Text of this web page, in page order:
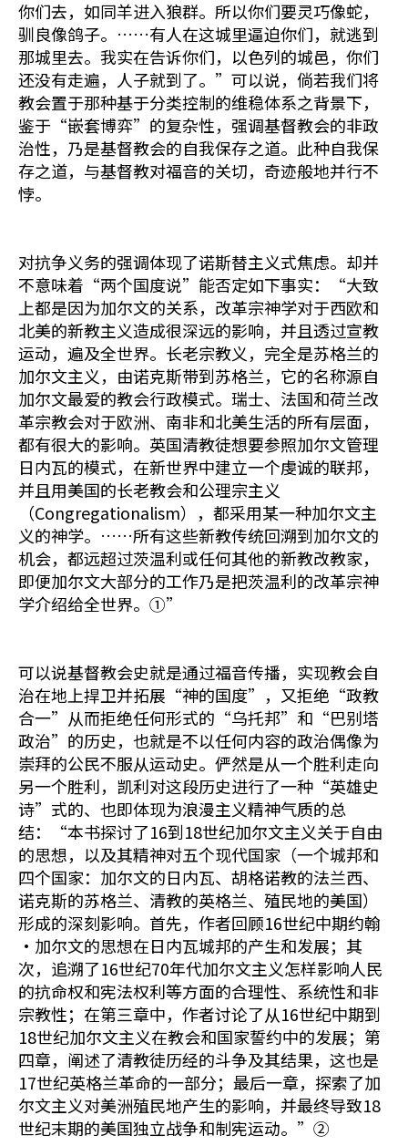
你们去，如同羊进入狼群。所以你们要灵巧像蛇，
驯良像鸽子。……有人在这城里逼迫你们，就逃到
那城里去。我实在告诉你们，以色列的城邑，你们
还没有走遍，人子就到了。”可以说，倘若我们将
教会置于那种基于分类控制的维稳体系之背景下，
鉴于“嵌套博弈”的复杂性，强调基督教会的非政
治性，乃是基督教会的自我保存之道。此种自我保
存之道，与基督教对福音的关切，奇迹般地并行不
悖。
对抗争义务的强调体现了诺斯替主义式焦虑。却并
不意味着“两个国度说”能否定如下事实：“大致
上都是因为加尔文的关系，改革宗神学对于西欧和
北美的新教主义造成很深远的影响，并且透过宣教
运动，遍及全世界。长老宗教义，完全是苏格兰的
加尔文主义，由诺克斯带到苏格兰，它的名称源自
加尔文最爱的教会行政模式。瑞士、法国和荷兰改
革宗教会对于欧洲、南非和北美生活的所有层面，
都有很大的影响。英国清教徒想要参照加尔文管理
日内瓦的模式，在新世界中建立一个虔诚的联邦，
并且用美国的长老教会和公理宗主义
（Congregationalism），都采用某一种加尔文主
义的神学。……所有这些新教传统回溯到加尔文的
机会，都远超过茨温利或任何其他的新教改教家，
即便加尔文大部分的工作乃是把茨温利的改革宗神
学介绍给全世界。①”
可以说基督教会史就是通过福音传播，实现教会自
治在地上捍卫并拓展“神的国度”，又拒绝“政教
合一”从而拒绝任何形式的“乌托邦”和“巴别塔
政治”的历史，也就是不以任何内容的政治偶像为
崇拜的公民不服从运动史。俨然是从一个胜利走向
另一个胜利，凯利对这段历史进行了一种“英雄史
诗”式的、也即体现为浪漫主义精神气质的总
结：“本书探讨了16到18世纪加尔文主义关于自由
的思想，以及其精神对五个现代国家（一个城邦和
四个国家：加尔文的日内瓦、胡格诺教的法兰西、
诺克斯的苏格兰、清教的英格兰、殖民地的美国）
形成的深刻影响。首先，作者回顾16世纪中期约翰
·加尔文的思想在日内瓦城邦的产生和发展；其
次，追溯了16世纪70年代加尔文主义怎样影响人民
的抗命权和宪法权利等方面的合理性、系统性和非
宗教性；在第三章中，作者讨论了从16世纪中期到
18世纪加尔文主义在教会和国家誓约中的发展；第
四章，阐述了清教徒历经的斗争及其结果，这也是
17世纪英格兰革命的一部分；最后一章，探索了加
尔文主义对美洲殖民地产生的影响，并最终导致18
世纪末期的美国独立战争和制宪运动。”②